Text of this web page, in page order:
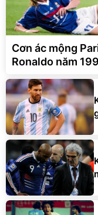
Cơn ác mộng
Ronaldo năm